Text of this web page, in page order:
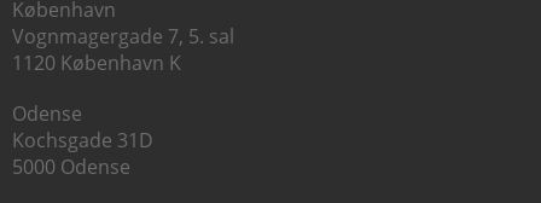
København
Vognmagergade 7, 5. sal
1120 København K
Odense
Kochsgade 31D
5000 Odense